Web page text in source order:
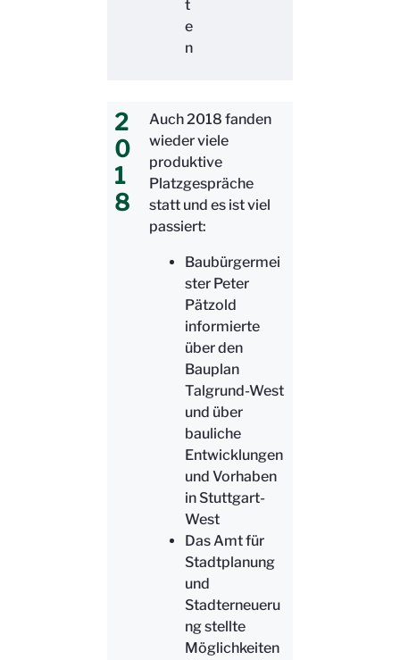
t
e
n
2
0
1
8
Auch 2018 fanden
wieder viele
produktive
Platzgespräche
statt und es ist viel
passiert:
Baubürgermei
ster Peter
Pätzold
informierte
über den
Bauplan
Talgrund-West
und über
bauliche
Entwicklungen
und Vorhaben
in Stuttgart-
West
Das Amt für
Stadtplanung
und
Stadterneueru
ng stellte
Möglichkeiten